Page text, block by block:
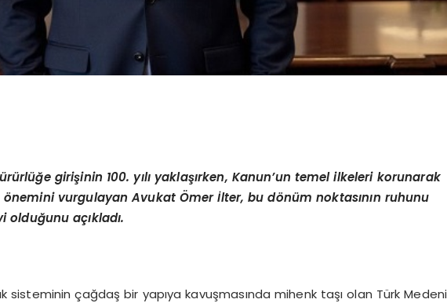
girişinin 100. yılı yaklaşırken, Kanun’un temel ilkeleri korunarak
önemini vurgulayan Avukat Ömer İlter, bu dönüm noktasının ruhunu
olduğunu açıkladı.
sisteminin çağdaş bir yapıya kavuşmasında mihenk taşı olan Türk Medeni